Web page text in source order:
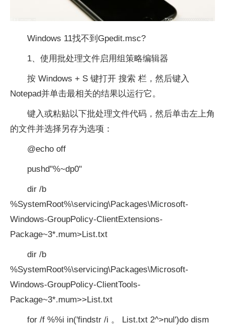
Windows 11找不到Gpedit.msc?
1、使用批处理文件启用组策略编辑器
按 Windows + S 键打开 搜索 栏，然后键入
Notepad并单击最相关的结果以运行它。
键入或粘贴以下批处理文件代码，然后单击左上角
的文件并选择另存为选项：
@echo off
pushd"%~dp0"
dir /b
%SystemRoot%\servicing\Packages\Microsoft-
Windows-GroupPolicy-ClientExtensions-
Package~3*.mum>List.txt
dir /b
%SystemRoot%\servicing\Packages\Microsoft-
Windows-GroupPolicy-ClientTools-
Package~3*.mum>>List.txt
for /f %%i in('findstr /i 。 List.txt 2^>nul')do dism